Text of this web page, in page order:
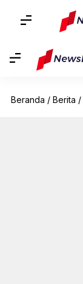
Beranda / Berita /